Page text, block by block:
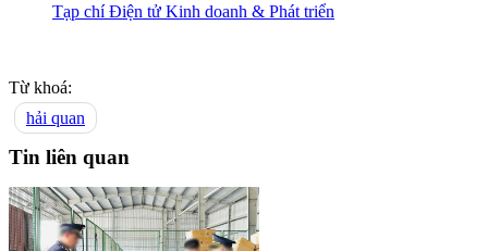
Tạp chí Điện tử Kinh doanh & Phát triển
Từ khoá:
hải quan
Tin liên quan